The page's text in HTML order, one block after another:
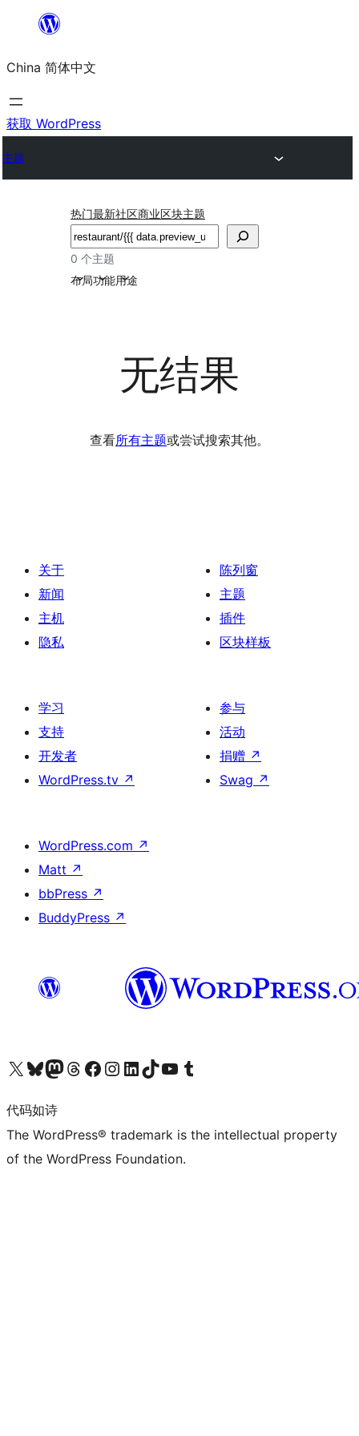
内
容
China 简体中文
获取 WordPress
主题
热门最新社区商业区块主题
搜
索
0 个主题
布局功能用途
无结果
查看所有主题或尝试搜索其他。
关于
新闻
主机
隐私
陈列窗
主题
插件
区块样板
学习
支持
开发者
WordPress.tv ↗
参与
活动
捐赠 ↗
Swag ↗
WordPress.com ↗
Matt ↗
bbPress ↗
BuddyPress ↗
关注我们的 X（原 Twitter）账号访问我们的 Bluesky 账号关注我们的 Mastodon 账号访问我们的 Threads 账号 访问我们的 Facebook 公共主页关注我们的 Instagram 账号 关注我们的 LinkedIn 主页访问我们的 TikTok 账号访问我们的 YouTube 频道 访问我们的 Tumblr 账号
代码如诗
The WordPress® trademark is the intellectual property
of the WordPress Foundation.